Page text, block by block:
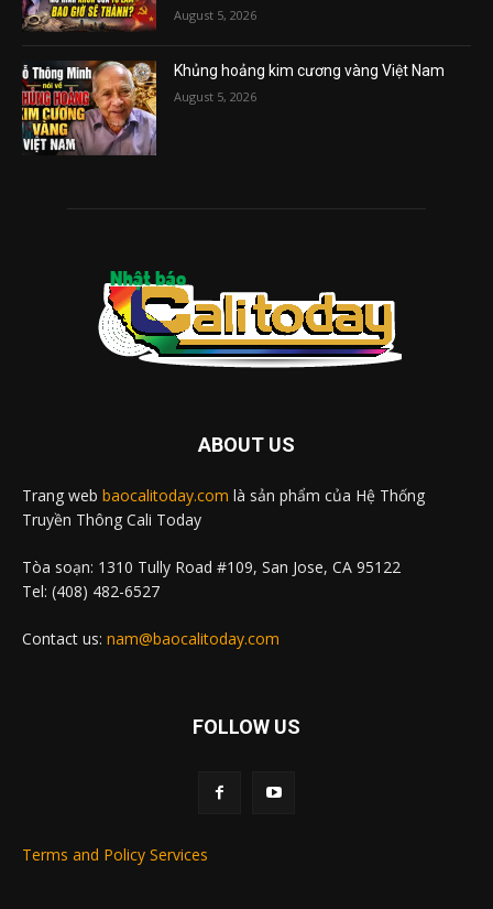
August 5, 2026
Khủng hoảng kim cương vàng Việt Nam
August 5, 2026
ABOUT US
Trang web baocalitoday.com là sản phẩm của Hệ Thống
Truyền Thông Cali Today
Tòa soạn: 1310 Tully Road #109, San Jose, CA 95122
Tel: (408) 482-6527
Contact us: nam@baocalitoday.com
FOLLOW US
Terms and Policy Services